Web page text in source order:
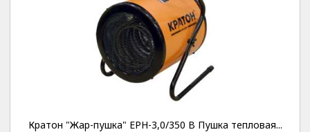
Кратон "Жар-пушка" EPH-3,0/350 B Пушка тепловая...